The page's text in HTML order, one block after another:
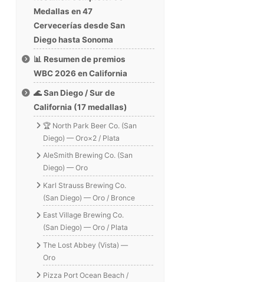
Medallas en 47
Cervecerías desde San
Diego hasta Sonoma
📊 Resumen de premios
WBC 2026 en California
🌊 San Diego / Sur de
California (17 medallas)
🏆 North Park Beer Co. (San
Diego) — Oro×2 / Plata
AleSmith Brewing Co. (San
Diego) — Oro
Karl Strauss Brewing Co.
(San Diego) — Oro / Bronce
East Village Brewing Co.
(San Diego) — Oro / Plata
The Lost Abbey (Vista) —
Oro
Pizza Port Ocean Beach /